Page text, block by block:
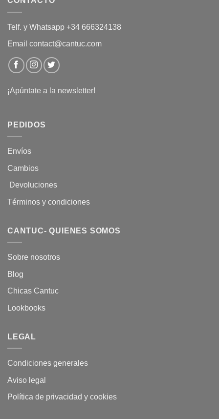
Telf. y Whatsapp +34 666324138
Email contact@cantuc.com
¡Apúntate a la newsletter!
PEDIDOS
Envíos
Cambios
Devoluciones
Términos y condiciones
CANTUC- QUIENES SOMOS
Sobre nosotros
Blog
Chicas Cantuc
Lookbooks
LEGAL
Condiciones generales
Aviso legal
Política de privacidad y cookies